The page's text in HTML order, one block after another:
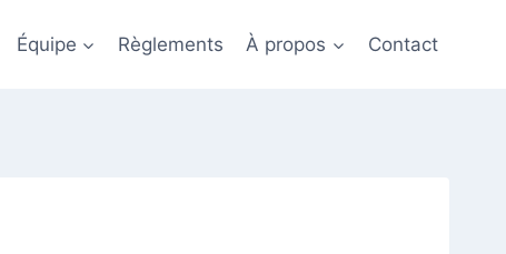
Équipe Règlements À propos Contact